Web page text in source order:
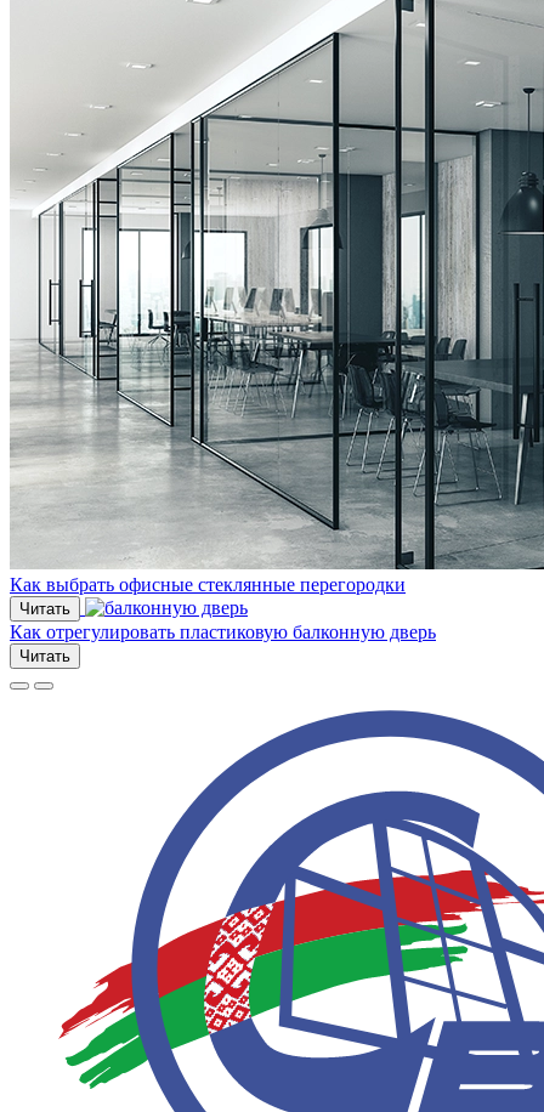
Как выбрать офисные стеклянные перегородки
Читать
Как отрегулировать пластиковую балконную дверь
Читать